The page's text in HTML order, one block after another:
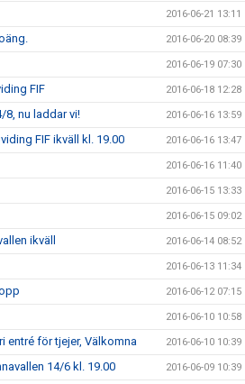
2016-06-21 13:11
2016-06-20 08:39
2016-06-19 07:30
FIF 2016-06-18 12:28
8, nu laddar vi! 2016-06-16 13:59
FIF ikväll kl. 19.00 2016-06-16 13:47
2016-06-16 11:40
2016-06-15 13:33
2016-06-15 09:02
ikväll 2016-06-14 08:52
2016-06-13 11:34
2016-06-12 07:15
2016-06-10 10:58
entré för tjejer, Välkomna 2016-06-10 10:39
14/6 kl. 19.00 2016-06-09 10:39